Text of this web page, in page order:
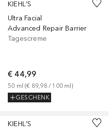
KIEHL’S
Ultra Facial
Advanced Repair Barrier
Tagescreme
€ 44,99
50 ml (€ 89,98 / 100 ml)
GESCHENK
KIEHL’S